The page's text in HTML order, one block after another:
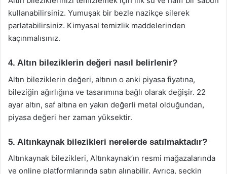
kullanabilirsiniz. Yumuşak bir bezle nazikçe silerek
parlatabilirsiniz. Kimyasal temizlik maddelerinden
kaçınmalısınız.
4. Altın bileziklerin değeri nasıl belirlenir?
Altın bileziklerin değeri, altının o anki piyasa fiyatına,
bileziğin ağırlığına ve tasarımına bağlı olarak değişir. 22
ayar altın, saf altına en yakın değerli metal olduğundan,
piyasa değeri her zaman yüksektir.
5. Altınkaynak bilezikleri nerelerde satılmaktadır?
Altınkaynak bilezikleri, Altınkaynak’ın resmi mağazalarında
ve online platformlarında satın alınabilir. Ayrıca, seçkin